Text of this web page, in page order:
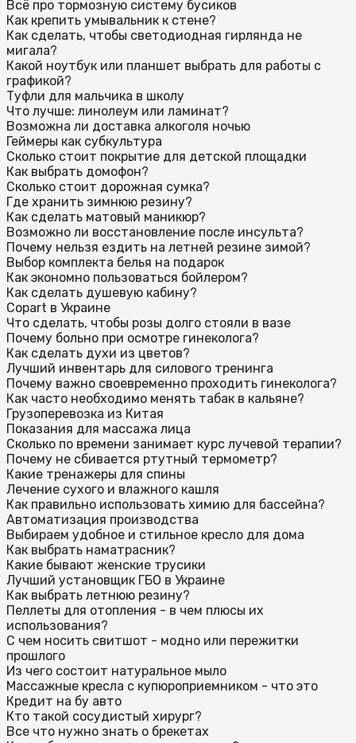
Всё про тормозную систему бусиков
Как крепить умывальник к стене?
Как сделать, чтобы светодиодная гирлянда не
мигала?
Какой ноутбук или планшет выбрать для работы с
графикой?
Туфли для мальчика в школу
Что лучше: линолеум или ламинат?
Возможна ли доставка алкоголя ночью
Геймеры как субкультура
Сколько стоит покрытие для детской площадки
Как выбрать домофон?
Сколько стоит дорожная сумка?
Где хранить зимнюю резину?
Как сделать матовый маникюр?
Возможно ли восстановление после инсульта?
Почему нельзя ездить на летней резине зимой?
Выбор комплекта белья на подарок
Как экономно пользоваться бойлером?
Как сделать душевую кабину?
Copart в Украине
Что сделать, чтобы розы долго стояли в вазе
Почему больно при осмотре гинеколога?
Как сделать духи из цветов?
Лучший инвентарь для силового тренинга
Почему важно своевременно проходить гинеколога?
Как часто необходимо менять табак в кальяне?
Грузоперевозка из Китая
Показания для массажа лица
Сколько по времени занимает курс лучевой терапии?
Почему не сбивается ртутный термометр?
Какие тренажеры для спины
Лечение сухого и влажного кашля
Как правильно использовать химию для бассейна?
Автоматизация производства
Выбираем удобное и стильное кресло для дома
Как выбрать наматрасник?
Какие бывают женские трусики
Лучший установщик ГБО в Украине
Как выбрать летнюю резину?
Пеллеты для отопления - в чем плюсы их
использования?
С чем носить свитшот - модно или пережитки
прошлого
Из чего состоит натуральное мыло
Массажные кресла с купюроприемником - что это
Кредит на бу авто
Кто такой сосудистый хирург?
Все что нужно знать о брекетах